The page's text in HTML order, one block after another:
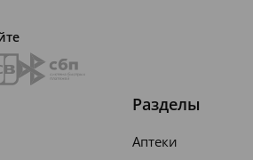
Разделы
Аптеки